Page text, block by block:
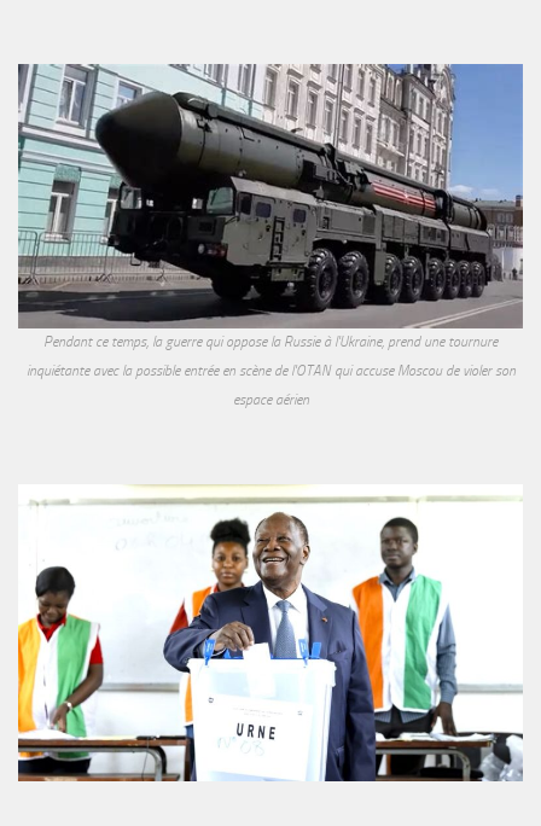
Pendant ce temps, la guerre qui oppose la Russie à l'Ukraine, prend une tournure
inquiétante avec la possible entrée en scène de l'OTAN qui accuse Moscou de violer son
espace aérien